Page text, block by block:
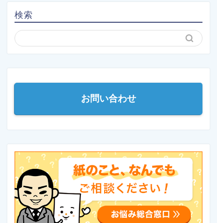
検索
お問い合わせ